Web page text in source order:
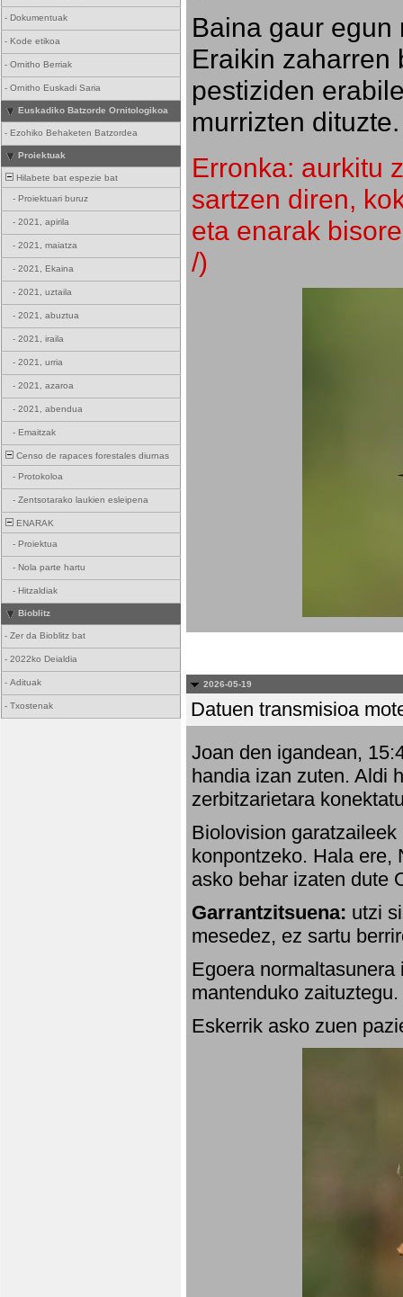
- Dokumentuak
- Kode etikoa
- Ornitho Berriak
- Ornitho Euskadi Saria
Euskadiko Batzorde Ornitologikoa
- Ezohiko Behaketen Batzordea
Proiektuak
Hilabete bat espezie bat
- Proiektuari buruz
- 2021, apirila
- 2021, maiatza
- 2021, Ekaina
- 2021, uztaila
- 2021, abuztua
- 2021, iraila
- 2021, urria
- 2021, azaroa
- 2021, abendua
- Emaitzak
Censo de rapaces forestales diurnas
- Protokoloa
- Zentsotarako laukien esleipena
ENARAK
- Proiektua
- Nola parte hartu
- Hitzaldiak
Bioblitz
- Zer da Bioblitz bat
- 2022ko Deialdia
- Adituak
- Txostenak
Baina gaur egun
Eraikin zaharren
pestiziden
murrizten dituzte.
Erronka: aurkitu
sartzen diren,
eta enarak
/)
2026-05-19
Datuen transmisioa
Joan den igandean,
handia izan zuten. Aldi
zerbitzarietara
Biolovision
konpontzeko. Hala ere,
asko behar izaten dute
Garrantzitsuena: utzi
mesedez, ez sartu
Egoera
mantenduko
Eskerrik asko zuen